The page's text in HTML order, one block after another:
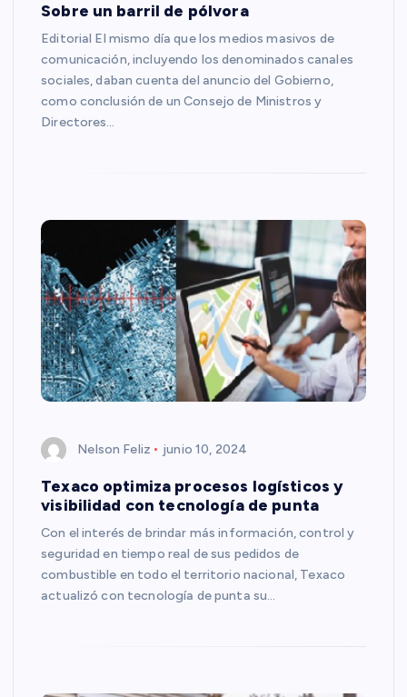
Sobre un barril de pólvora
Editorial El mismo día que los medios masivos de
comunicación, incluyendo los denominados canales
sociales, daban cuenta del anuncio del Gobierno,
como conclusión de un Consejo de Ministros y
Directores…
Nelson Feliz junio 10, 2024
Texaco optimiza procesos logísticos y
visibilidad con tecnología de punta
Con el interés de brindar más información, control y
seguridad en tiempo real de sus pedidos de
combustible en todo el territorio nacional, Texaco
actualizó con tecnología de punta su…